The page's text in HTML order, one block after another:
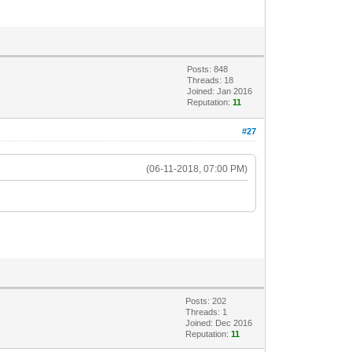
Posts: 848
Threads: 18
Joined: Jan 2016
Reputation:11
#27
(06-11-2018, 07:00 PM)
Posts: 202
Threads: 1
Joined: Dec 2016
Reputation:11